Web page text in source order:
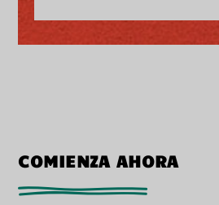
COMIENZA AHORA